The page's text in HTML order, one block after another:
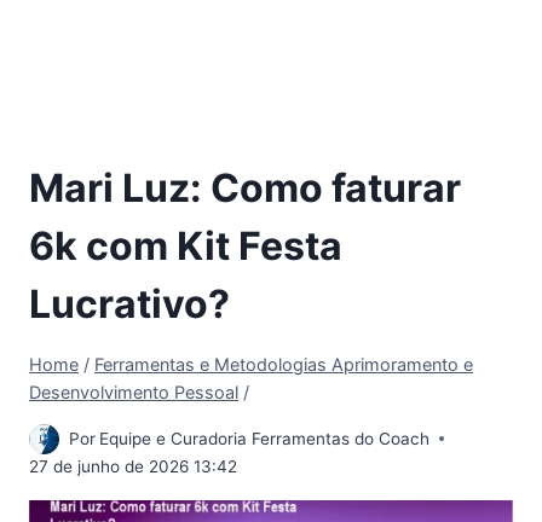
Mari Luz: Como faturar
6k com Kit Festa
Lucrativo?
Home / Ferramentas e Metodologias Aprimoramento e
Desenvolvimento Pessoal /
Por Equipe e Curadoria Ferramentas do Coach
27 de junho de 2026 13:42